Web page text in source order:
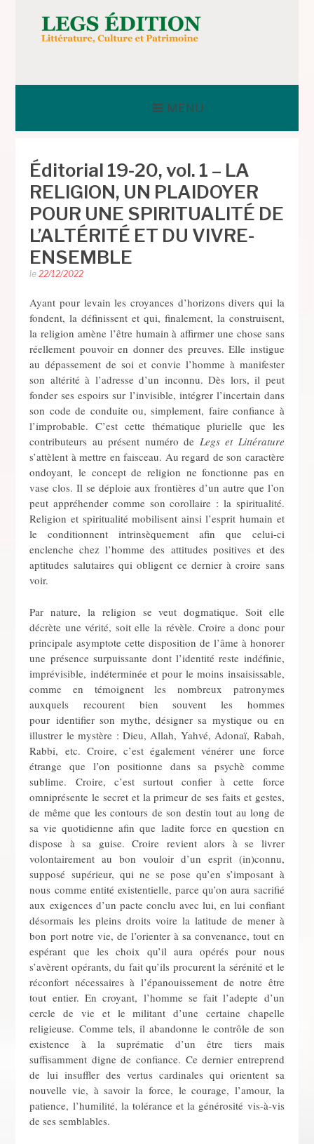
contenuLEGS ÉDITION
MENU
Éditorial 19-20, vol. 1 – LA
RELIGION, UN PLAIDOYER
POUR UNE SPIRITUALITÉ DE
L’ALTÉRITÉ ET DU VIVRE-
ENSEMBLE
le22/12/2022
Ayant pour levain les croyances d’horizons divers qui la
fondent, la définissent et qui, finalement, la construisent,
la religion amène l’être humain à affirmer une chose sans
réellement pouvoir en donner des preuves. Elle instigue
au dépassement de soi et convie l’homme à manifester
son altérité à l’adresse d’un inconnu. Dès lors, il peut
fonder ses espoirs sur l’invisible, intégrer l’incertain dans
son code de conduite ou, simplement, faire confiance à
l’improbable. C’est cette thématique plurielle que les
contributeurs au présent numéro de Legs et Littérature
s’attèlent à mettre en faisceau. Au regard de son caractère
ondoyant, le concept de religion ne fonctionne pas en
vase clos. Il se déploie aux frontières d’un autre que l’on
peut appréhender comme son corollaire : la spiritualité.
Religion et spiritualité mobilisent ainsi l’esprit humain et
le conditionnent intrinsèquement afin que celui-ci
enclenche chez l’homme des attitudes positives et des
aptitudes salutaires qui obligent ce dernier à croire sans
voir.
Par nature, la religion se veut dogmatique. Soit elle
décrète une vérité, soit elle la révèle. Croire a donc pour
principale asymptote cette disposition de l’âme à honorer
une présence surpuissante dont l’identité reste indéfinie,
imprévisible, indéterminée et pour le moins insaisissable,
comme en témoignent les nombreux patronymes
auxquels recourent bien souvent les hommes
pour identifier son mythe, désigner sa mystique ou en
illustrer le mystère : Dieu, Allah, Yahvé, Adonaï, Rabah,
Rabbi, etc. Croire, c’est également vénérer une force
étrange que l’on positionne dans sa psychè comme
sublime. Croire, c’est surtout confier à cette force
omniprésente le secret et la primeur de ses faits et gestes,
de même que les contours de son destin tout au long de
sa vie quotidienne afin que ladite force en question en
dispose à sa guise. Croire revient alors à se livrer
volontairement au bon vouloir d’un esprit (in)connu,
supposé supérieur, qui ne se pose qu’en s’imposant à
nous comme entité existentielle, parce qu’on aura sacrifié
aux exigences d’un pacte conclu avec lui, en lui confiant
désormais les pleins droits voire la latitude de mener à
bon port notre vie, de l’orienter à sa convenance, tout en
espérant que les choix qu’il aura opérés pour nous
s’avèrent opérants, du fait qu’ils procurent la sérénité et le
réconfort nécessaires à l’épanouissement de notre être
tout entier. En croyant, l’homme se fait l’adepte d’un
cercle de vie et le militant d’une certaine chapelle
religieuse. Comme tels, il abandonne le contrôle de son
existence à la suprématie d’un être tiers mais
suffisamment digne de confiance. Ce dernier entreprend
de lui insuffler des vertus cardinales qui orientent sa
nouvelle vie, à savoir la force, le courage, l’amour, la
patience, l’humilité, la tolérance et la générosité vis-à-vis
de ses semblables.